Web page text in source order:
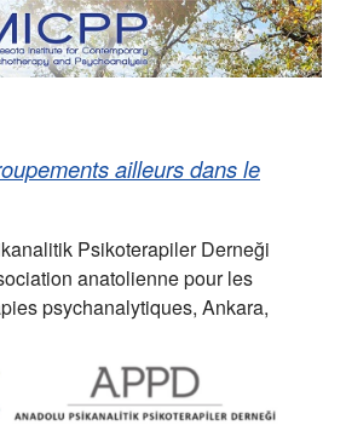
ailleurs dans le
Psikoterapiler Derneği
anatolienne pour les
psychanalytiques, Ankara,